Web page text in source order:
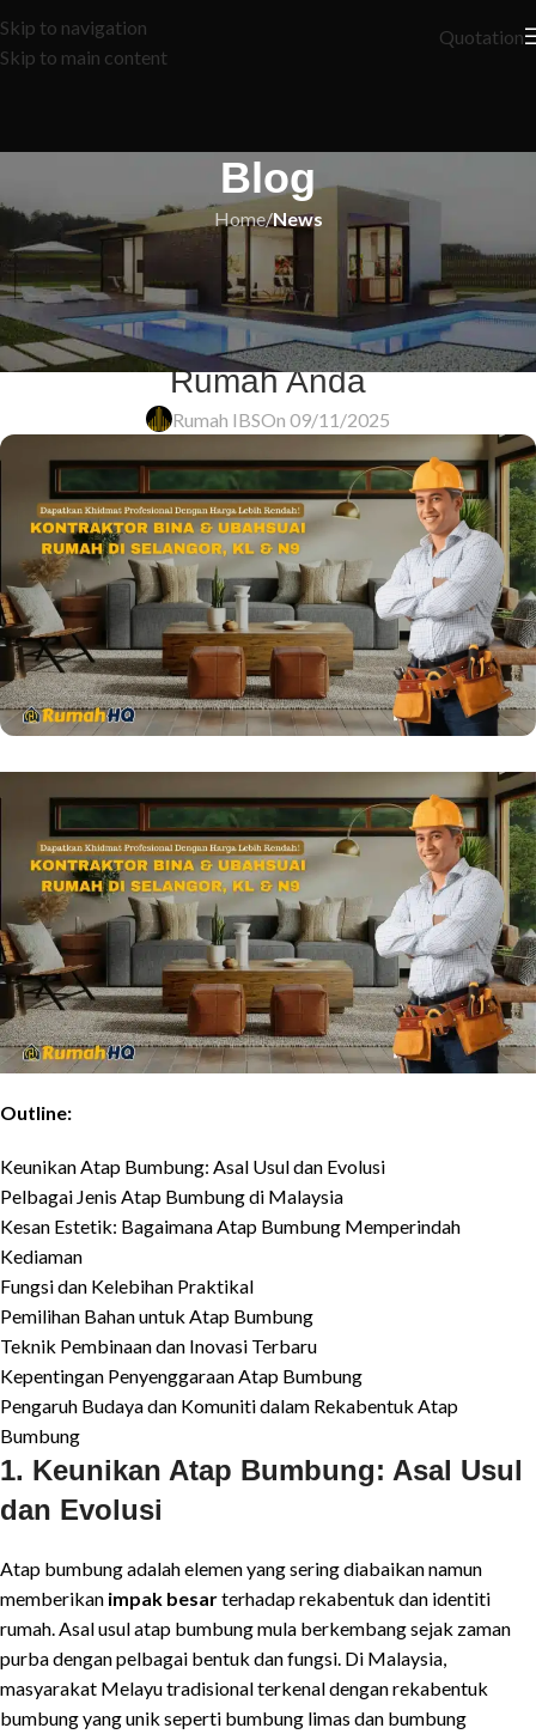
Skip to navigation
Skip to main content
Quotation
Blog
Home/News
NEWS
Pesona Unik Atap Bumbung:
Sentuhan Magis pada Rekabentuk
Rumah Anda
Rumah IBSOn 09/11/2025
Outline:
Keunikan Atap Bumbung: Asal Usul dan Evolusi
Pelbagai Jenis Atap Bumbung di Malaysia
Kesan Estetik: Bagaimana Atap Bumbung Memperindah
Kediaman
Fungsi dan Kelebihan Praktikal
Pemilihan Bahan untuk Atap Bumbung
Teknik Pembinaan dan Inovasi Terbaru
Kepentingan Penyenggaraan Atap Bumbung
Pengaruh Budaya dan Komuniti dalam Rekabentuk Atap
Bumbung
1. Keunikan Atap Bumbung: Asal Usul
dan Evolusi
Atap bumbung adalah elemen yang sering diabaikan namun
memberikan impak besarterhadap rekabentuk dan identiti
rumah. Asal usul atap bumbung mula berkembang sejak zaman
purba dengan pelbagai bentuk dan fungsi. Di Malaysia,
masyarakat Melayu tradisional terkenal dengan rekabentuk
bumbung yang unik seperti bumbung limas dan bumbung